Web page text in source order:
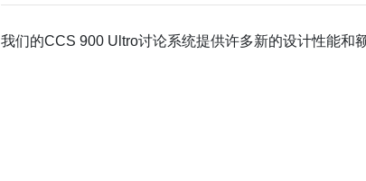
我们的CCS 900 Ultro讨论系统提供许多新的设计性能和